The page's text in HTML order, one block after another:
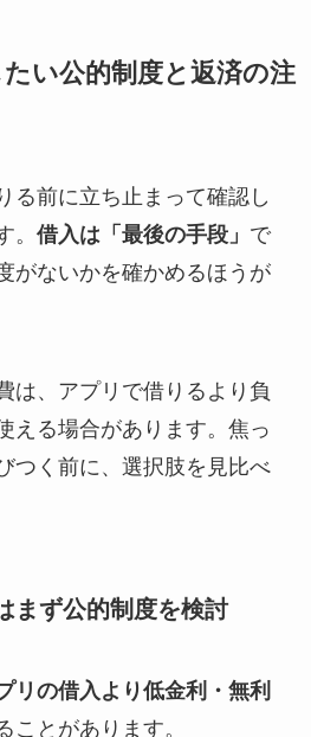
い公的制度と返済の注
る前に立ち止まって確認し
。 借入は「最後の手段」 で
がないかを確かめるほうが
は、アプリで借りるより負
える場合があります。焦っ
つく前に、選択肢を見比べ
まず公的制度を検討
リの借入より低金利・無利
ことがあります。